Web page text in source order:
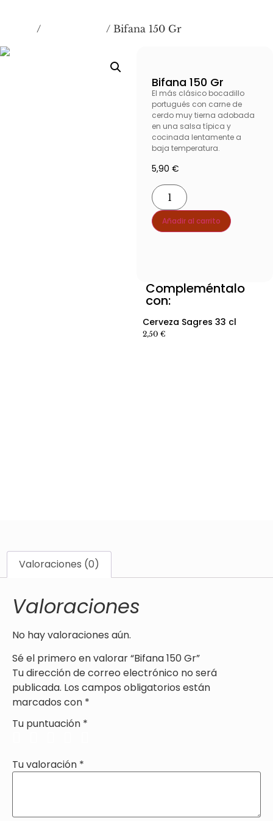
/ / Bifana 150 Gr
Bifana 150 Gr
El más clásico bocadillo
portugués con carne de
cerdo muy tierna adobada
en una salsa típica y
cocinada lentamente a
baja temperatura.
5,90 €
Añadir al carrito
Compleméntalo
con:
Ver producto producto
Ver producto producto
Cerveza Sagres 33 cl
2,50 €
Valoraciones (0)
Valoraciones
No hay valoraciones aún.
Sé el primero en valorar “Bifana 150 Gr”
Tu dirección de correo electrónico no será
publicada. Los campos obligatorios están
marcados con *
Tu puntuación *
Tu valoración *